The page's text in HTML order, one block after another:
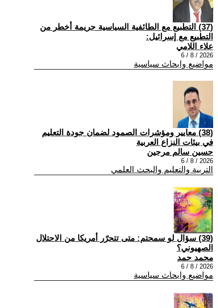
(37) التطبيع مع الطائفية السياسية جريمة أخطر من
التطبيع مع إسرائيل:
علاء اللامي
2026 / 8 / 6
مواضيع وابحاث سياسية
(38) معايير ومؤشرات الصمود لضمان جودة التعليم
في بيئات النزاع العربية
حسين سالم مرجين
2026 / 8 / 6
التربية والتعليم والبحث العلمي
(39) سؤال لو سمحتم: متى تتحرّر أمريكا من الاحتلال
الصهيوني؟
محمد حمد
2026 / 8 / 6
مواضيع وابحاث سياسية